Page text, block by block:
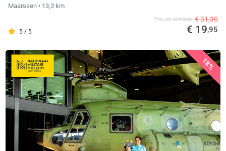
Maarssen • 13,3 km
5 / 5
Prijs van aanbieder € 31,30
€ 19,95
18%